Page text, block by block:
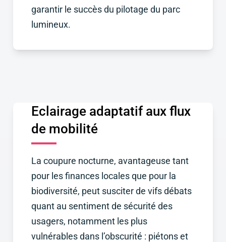
garantir le succès du pilotage du parc
lumineux.
Eclairage adaptatif aux flux
de mobilité
La coupure nocturne, avantageuse tant
pour les finances locales que pour la
biodiversité, peut susciter de vifs débats
quant au sentiment de sécurité des
usagers, notamment les plus
vulnérables dans l’obscurité : piétons et